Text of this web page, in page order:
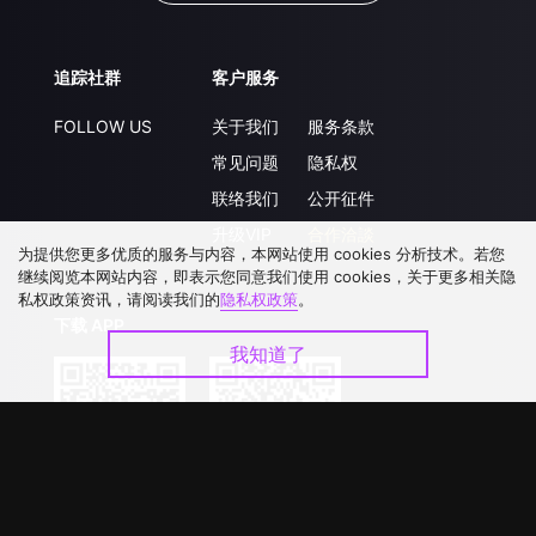
追踪社群
FOLLOW US
客户服务
关于我们
常见问题
联络我们
服务条款
隐私权
公开征件
为提供您更多优质的服务与内容，本网站使用 cookies 分析技术。若您
继续阅览本网站内容，即表示您同意我们使用 cookies，关于更多相关隐
私权政策资讯，请阅读我们的隐私权政策。
我知道了